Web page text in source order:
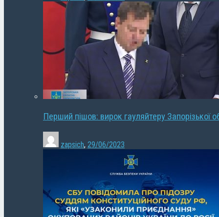
Перший пішов: вирок гауляйтеру Запорізької
zapsich, 29/06/2023